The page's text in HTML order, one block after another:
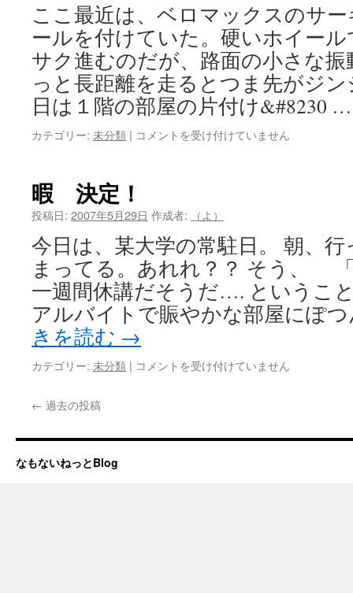
は
ここ最近は、ベロマックスのサ
ールを付けていた。硬いホイー
サク進むのだが、路面の小さな
っと長距離を走るとつま先がジ
日は１階の部屋の片付け&#8230
カテゴリー: 未分類 | SL
ル
コメントを受け付けていません
暇 決定！
投稿日: 2007年5月29日 作成者: （よ）
今日は、某大学の常駐日。 朝、
まってる。あれれ？？ そう、
一週間休講だそうだ…. というこ
アルバイトで賑やかな部屋にぽ
きを読む →
カテゴリー: 未分類 | 暇
コメントを受け付けていません
← 過去の投稿
なもないねっとBlog